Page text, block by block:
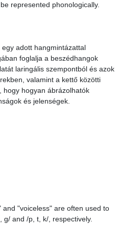
represented phonologically.
adott hangmintázattal
foglalja a beszédhangok
laringális szempontból és azok
valamint a kettő közötti
hogy hogyan ábrázolhatók
és jelenségek.
"voiceless" are often used to
g/ and /p, t, k/, respectively.